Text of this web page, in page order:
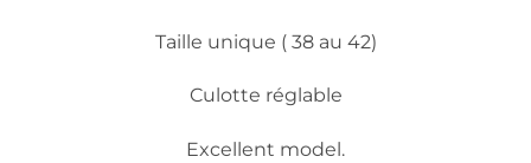
Taille unique ( 38 au 42)
Culotte réglable
Excellent model.